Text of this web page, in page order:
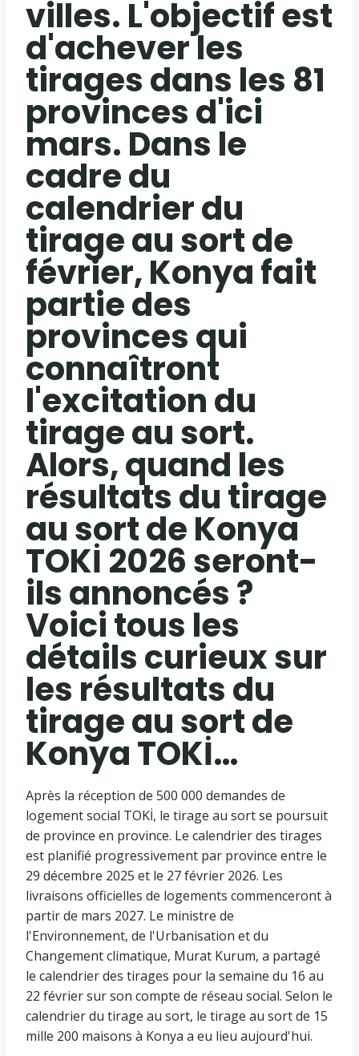
villes. L'objectif est
d'achever les
tirages dans les 81
provinces d'ici
mars. Dans le
cadre du
calendrier du
tirage au sort de
février, Konya fait
partie des
provinces qui
connaîtront
l'excitation du
tirage au sort.
Alors, quand les
résultats du tirage
au sort de Konya
TOKİ 2026 seront-
ils annoncés ?
Voici tous les
détails curieux sur
les résultats du
tirage au sort de
Konya TOKİ…
Après la réception de 500 000 demandes de
logement social TOKİ, le tirage au sort se poursuit
de province en province. Le calendrier des tirages
est planifié progressivement par province entre le
29 décembre 2025 et le 27 février 2026. Les
livraisons officielles de logements commenceront à
partir de mars 2027. Le ministre de
l'Environnement, de l'Urbanisation et du
Changement climatique, Murat Kurum, a partagé
le calendrier des tirages pour la semaine du 16 au
22 février sur son compte de réseau social. Selon le
calendrier du tirage au sort, le tirage au sort de 15
mille 200 maisons à Konya a eu lieu aujourd'hui.